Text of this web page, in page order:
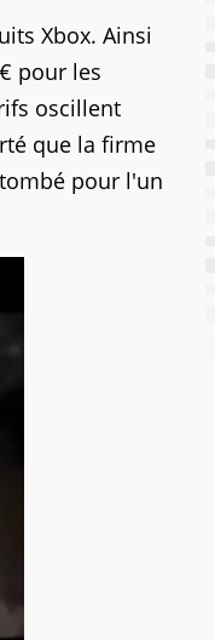
Xbox. Ainsi
pour les
oscillent
que la firme
pour l'un